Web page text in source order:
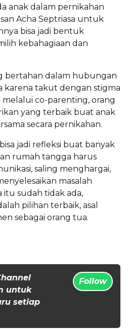
anak dalam pernikahan
Acha Septriasa untuk
bisa jadi bentuk
kebahagiaan dan
bertahan dalam hubungan
karena takut dengan stigma
melalui co-parenting, orang
yang terbaik buat anak
secara pernikahan.
jadi refleksi buat banyak
rumah tangga harus
saling menghargai,
masalah
itu sudah tidak ada,
pilihan terbaik, asal
sebagai orang tua.
untuk
setiap
Follow